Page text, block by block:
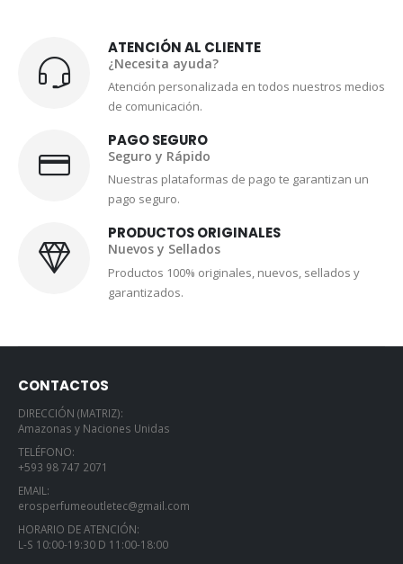
ATENCIÓN AL CLIENTE
¿Necesita ayuda?
Atención personalizada en todos nuestros medios
de comunicación.
PAGO SEGURO
Seguro y Rápido
Nuestras plataformas de pago te garantizan un
pago seguro.
PRODUCTOS ORIGINALES
Nuevos y Sellados
Productos 100% originales, nuevos, sellados y
garantizados.
CONTACTOS
DIRECCIÓN (MATRIZ):
Amazonas y Naciones Unidas
TELÉFONO:
+593 98 747 2071
EMAIL:
erosperfumeoutletec@gmail.com
HORARIO DE ATENCIÓN:
L-S 10:00-19:30 D 11:00-18:00